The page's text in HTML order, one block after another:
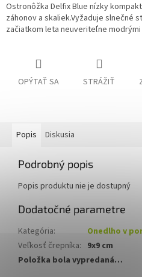
Ostronôžka Delfix Blue nízky
záhonov a skaliek.Vyžaduje slnečné
začiatkom leta neuveriteľne
OPÝTAŤ SA STRÁŽIŤ
Popis Diskusia
Podrobný popis
Popis produktu nie je dostupný
Dodatočné parametre
Kategória:
Onedlho v
Veľkosť črepníka: 9x9 cm
Položka bola vypredaná…